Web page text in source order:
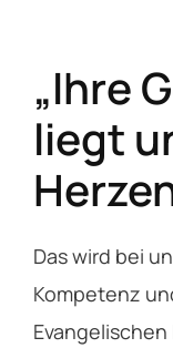
„Ihre
liegt
Das wird bei
Kompetenz